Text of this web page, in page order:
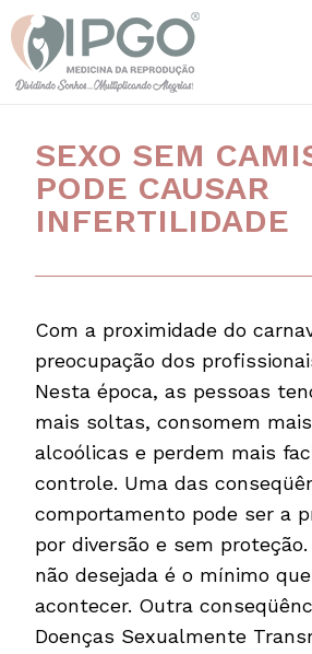
SEXO SEM
PODE CAUSAR
INFERTILIDADE
Com a proximidade do
preocupação dos
Nesta época, as pessoas
mais soltas, consomem
alcoólicas e perdem mais
controle. Uma das
comportamento pode ser a
por diversão e sem
não desejada é o mínimo
acontecer. Outra
Doenças Sexualmente